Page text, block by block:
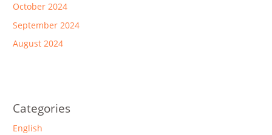
October 2024
September 2024
August 2024
Categories
English